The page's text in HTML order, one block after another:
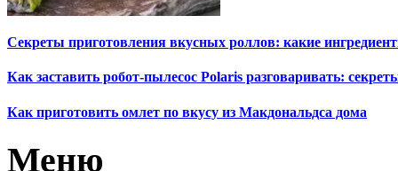
Секреты приготовления вкусных роллов: какие
Как заставить робот-пылесос Polaris разговаривать:
Как приготовить омлет по вкусу из Макдональдса дома
Меню